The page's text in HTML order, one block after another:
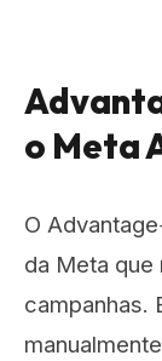
o Meta
O
da Meta que
campanhas.